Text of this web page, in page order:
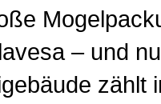
– und
zählt